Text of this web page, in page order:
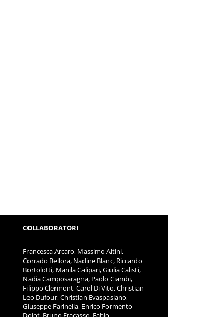
COLLABORATORI
Francesca Arcaro, Massimo Altini,
Corrado Bellora, Nadine Blanc, Riccardo
Bortolotti, Manila Calipari, Giulia Calisti,
Nadia Camposaragna, Paolo Ciambi,
Filippo Clermont, Carol Di Vito, Christian
Leo Dufour, Christian Evaspasiano,
Giuseppe Farinella, Enrico Formento